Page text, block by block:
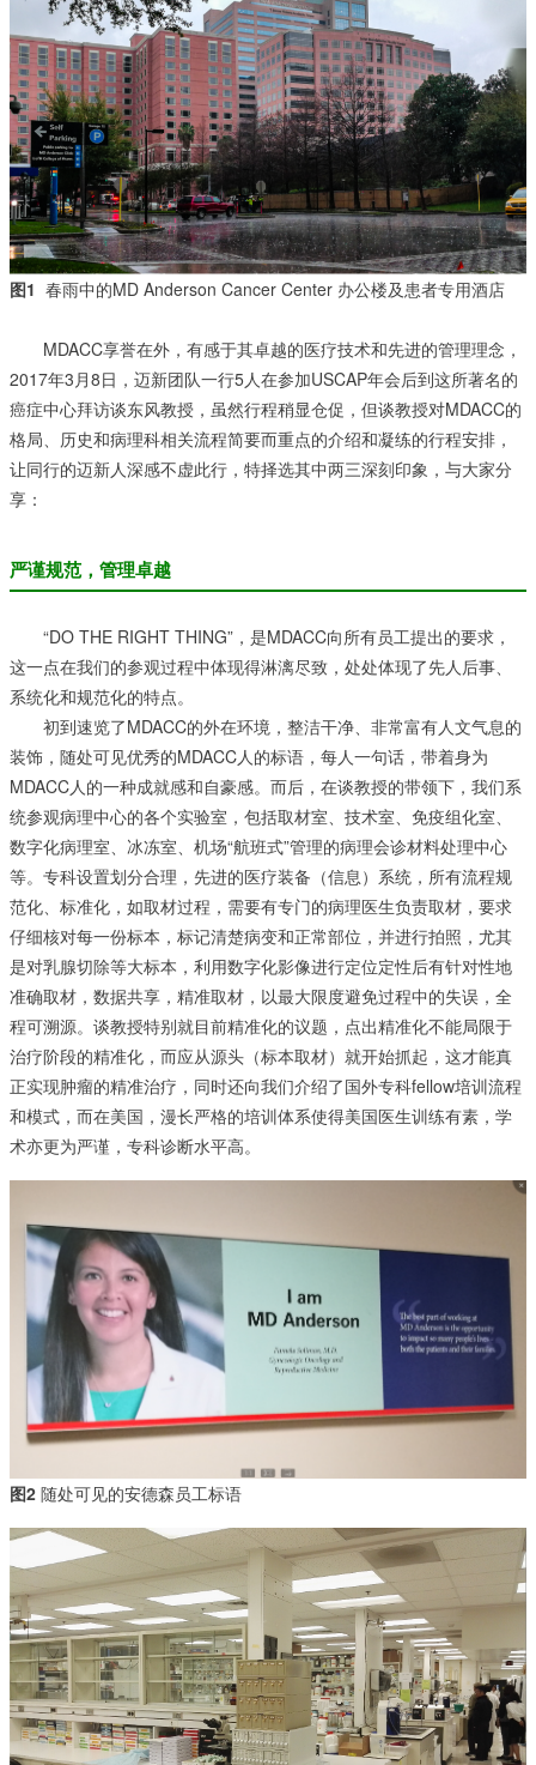
图1 春雨中的MD Anderson Cancer Center 办公楼及患者专用酒店
MDACC享誉在外，有感于其卓越的医疗技术和先进的管理理念，
2017年3月8日，迈新团队一行5人在参加USCAP年会后到这所著名的
癌症中心拜访谈东风教授，虽然行程稍显仓促，但谈教授对MDACC的
格局、历史和病理科相关流程简要而重点的介绍和凝练的行程安排，
让同行的迈新人深感不虚此行，特择选其中两三深刻印象，与大家分
享：
严谨规范，管理卓越
“DO THE RIGHT THING”，是MDACC向所有员工提出的要求，
这一点在我们的参观过程中体现得淋漓尽致，处处体现了先人后事、
系统化和规范化的特点。
初到速览了MDACC的外在环境，整洁干净、非常富有人文气息的
装饰，随处可见优秀的MDACC人的标语，每人一句话，带着身为
MDACC人的一种成就感和自豪感。而后，在谈教授的带领下，我们系
统参观病理中心的各个实验室，包括取材室、技术室、免疫组化室、
数字化病理室、冰冻室、机场“航班式”管理的病理会诊材料处理中心
等。专科设置划分合理，先进的医疗装备（信息）系统，所有流程规
范化、标准化，如取材过程，需要有专门的病理医生负责取材，要求
仔细核对每一份标本，标记清楚病变和正常部位，并进行拍照，尤其
是对乳腺切除等大标本，利用数字化影像进行定位定性后有针对性地
准确取材，数据共享，精准取材，以最大限度避免过程中的失误，全
程可溯源。谈教授特别就目前精准化的议题，点出精准化不能局限于
治疗阶段的精准化，而应从源头（标本取材）就开始抓起，这才能真
正实现肿瘤的精准治疗，同时还向我们介绍了国外专科fellow培训流程
和模式，而在美国，漫长严格的培训体系使得美国医生训练有素，学
术亦更为严谨，专科诊断水平高。
图2 随处可见的安德森员工标语